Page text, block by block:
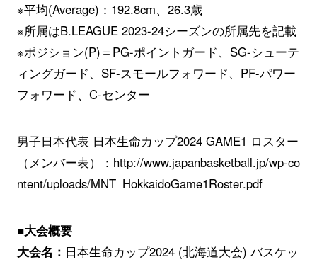
※平均(Average)：192.8cm、26.3歳
※所属はB.LEAGUE 2023-24シーズンの所属先を記載
※ポジション(P)＝PG-ポイントガード、SG-シューテ
ィングガード、SF-スモールフォワード、PF-パワー
フォワード、C-センター
男子日本代表 日本生命カップ2024 GAME1 ロスター
（メンバー表）： http://www.japanbasketball.jp/wp-co
ntent/uploads/MNT_HokkaidoGame1Roster.pdf
■大会概要
大会名： 日本生命カップ2024 (北海道大会) バスケッ